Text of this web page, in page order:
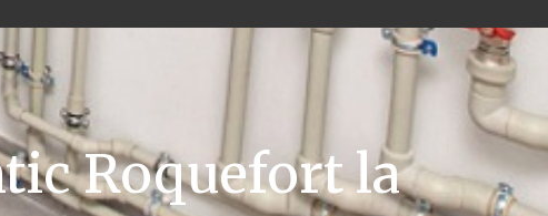
Roquefort la